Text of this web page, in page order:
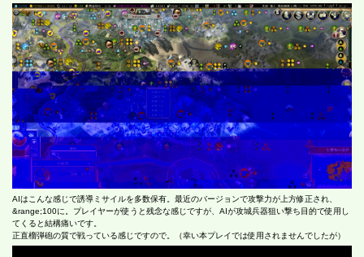
AIはこんな感じで誘導ミサイルを多数保有。最近のバージョンで攻撃力が上方修正され、
&range;100に。プレイヤーが使うと残念な感じですが、AIが攻城兵器狙い撃ち目的で使用し
てくると結構痛いです。
正直榴弾砲の質で戦っている感じですので。（幸い本プレイでは使用されませんでしたが）